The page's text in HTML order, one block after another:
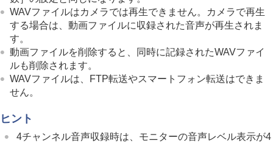
資料
故障かな？と思ったら
WAVファイルはカメラでは再生できません。カメラで再生
する場合は、動画ファイルに収録された音声が再生されま
す。
動画ファイルを削除すると、同時に記録されたWAVファイ
ルも削除されます。
WAVファイルは、FTP転送やスマートフォン転送はできま
せん。
ヒント
4チャンネル音声収録時は、モニターの音声レベル表示が4